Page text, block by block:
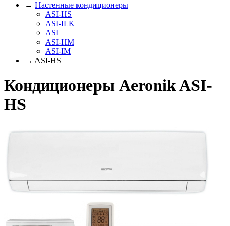
→ Настенные кондиционеры
ASI-HS
ASI-ILK
ASI
ASI-HM
ASI-IM
→ ASI-HS
Кондиционеры Aeronik ASI-
HS